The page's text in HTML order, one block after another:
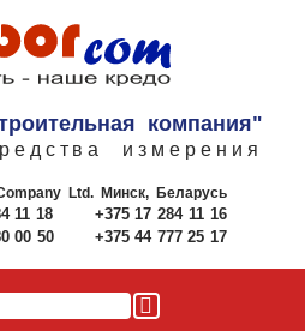
компания"
измерения
Ltd.Минск, Беларусь
11 18
+375 17 284 11 16
00 50 +375 44 777 25 17